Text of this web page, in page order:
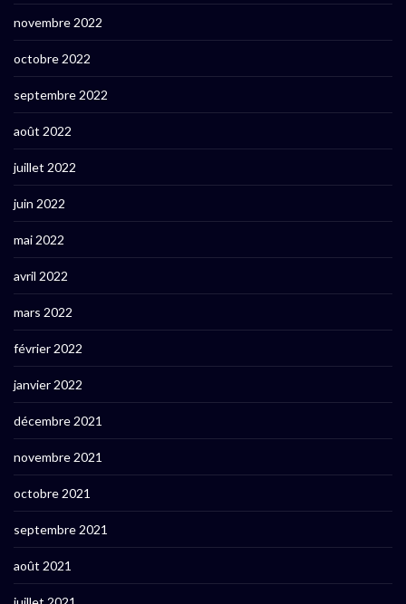
novembre 2022
octobre 2022
septembre 2022
août 2022
juillet 2022
juin 2022
mai 2022
avril 2022
mars 2022
février 2022
janvier 2022
décembre 2021
novembre 2021
octobre 2021
septembre 2021
août 2021